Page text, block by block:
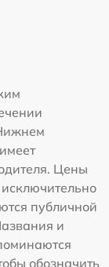
Цены
публичной
и
обозначить